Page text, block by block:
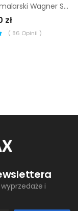
Agregat malarski Wagner SF-23 Pro
zł
( 86 Opinii )
i